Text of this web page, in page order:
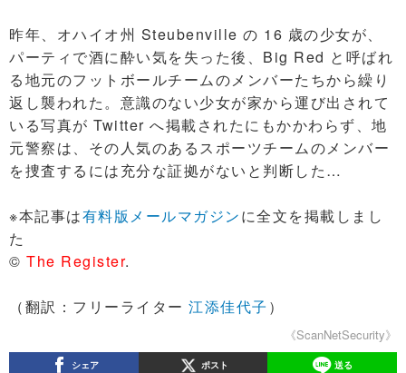
昨年、オハイオ州 Steubenville の 16 歳の少女が、
パーティで酒に酔い気を失った後、Big Red と呼ばれ
る地元のフットボールチームのメンバーたちから繰り
返し襲われた。意識のない少女が家から運び出されて
いる写真が Twitter へ掲載されたにもかかわらず、地
元警察は、その人気のあるスポーツチームのメンバー
を捜査するには充分な証拠がないと判断した…
※本記事は有料版メールマガジンに全文を掲載しまし
た
© The Register.
（翻訳：フリーライター 江添佳代子 ）
《ScanNetSecurity》
シェア ポスト 送る